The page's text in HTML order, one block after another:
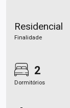
Residencial
Finalidade
2
Dormitórios